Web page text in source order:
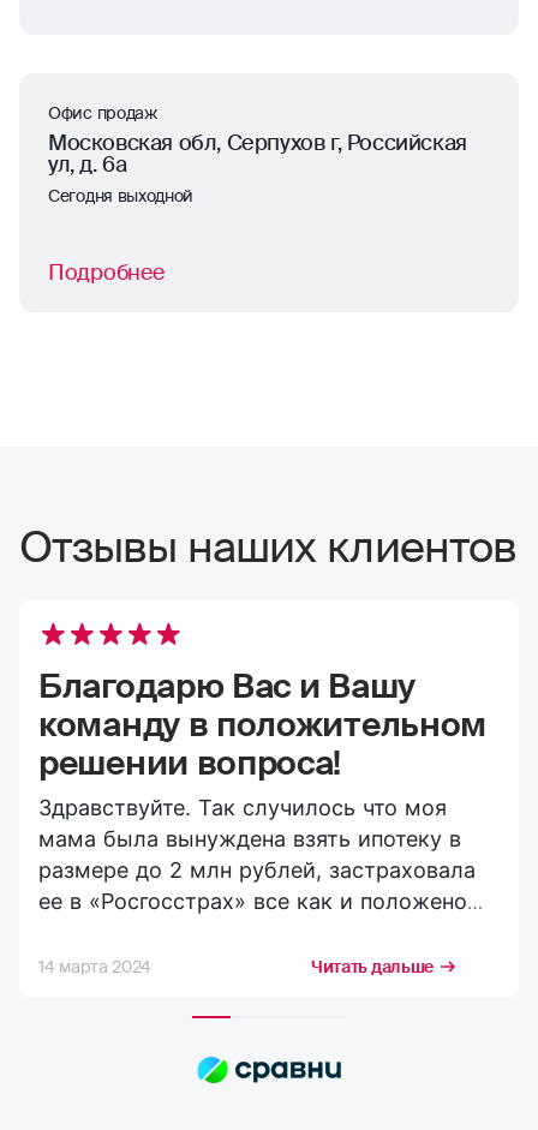
Офис продаж
Московская обл, Серпухов г, Российская
ул, д. 6а
Сегодня выходной
Подробнее
Отзывы наших клиентов
Благодарю Вас и Вашу
команду в положительном
решении вопроса!
Здравствуйте. Так случилось что моя
мама была вынуждена взять ипотеку в
размере до 2 млн рублей, застраховала
ее в «Росгосстрах» все как и положено
случилось несчастье её через некоторое
кратчайшие сроки в ее страховую
компанию и согласно требованиям
компании (выполняя все их запросы по
14 марта 2024 Читать дальше